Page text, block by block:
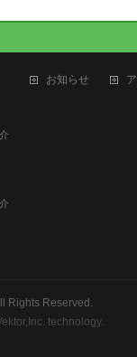
お知らせ
Rights Reserved.
technology.